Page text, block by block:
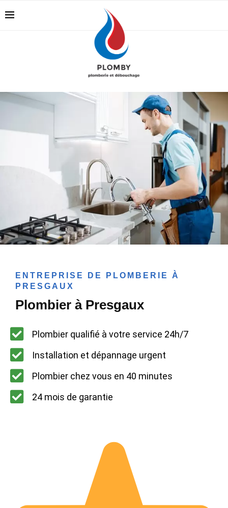
ENTREPRISE DE PLOMBERIE À
PRESGAUX
Plombier à Presgaux
Plombier qualifié à votre service 24h/7
Installation et dépannage urgent
Plombier chez vous en 40 minutes
24 mois de garantie